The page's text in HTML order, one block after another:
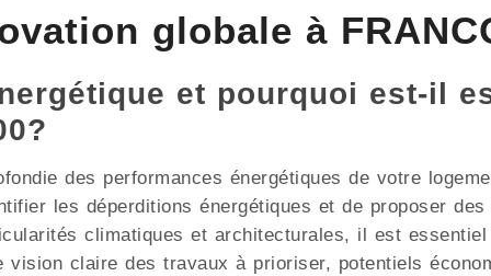
globale à
et pourquoi est-il
des performances énergétiques de votre
les déperditions énergétiques et de proposer
climatiques et architecturales, il est
vision claire des travaux à prioriser, potentiels